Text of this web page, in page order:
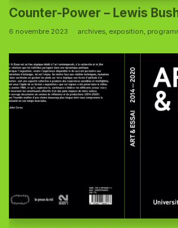
Counter-Power – Lewis
6 novembre 2023 archives, exposition,